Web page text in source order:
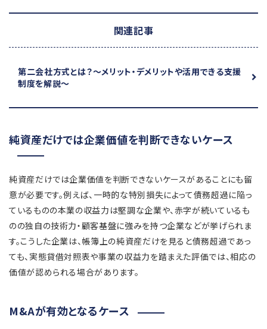
関連記事
第二会社方式とは？～メリット・デメリットや活用できる支援
制度を解説～
純資産だけでは企業価値を判断できないケース
純資産だけでは企業価値を判断できないケースがあることにも留
意が必要です。例えば、一時的な特別損失によって債務超過に陥っ
ているものの本業の収益力は堅調な企業や、赤字が続いているも
のの独自の技術力・顧客基盤に強みを持つ企業などが挙げられま
す。こうした企業は、帳簿上の純資産だけを見ると債務超過であっ
ても、実態貸借対照表や事業の収益力を踏まえた評価では、相応の
価値が認められる場合があります。
M&Aが有効となるケース